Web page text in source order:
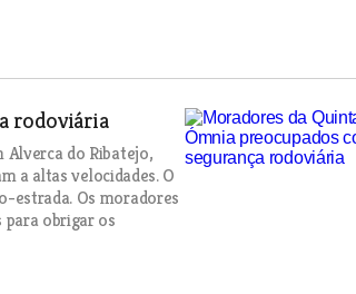
rodoviária
Alverca do Ribatejo,
a altas velocidades. O
estrada. Os moradores
para obrigar os